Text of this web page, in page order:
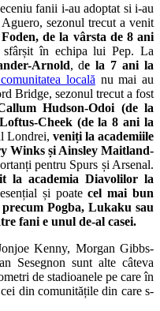
fanii i-au adoptat si i-au
sezonul trecut a venit
de la vârsta de 8 ani
în echipa lui Pep. La
Arnold, de la 7 ani la
locală nu mai au
Bridge, sezonul trecut a fost
Hudson-Odoi (de la
Cheek (de la 8 ani la
Londrei, veniți la academiile
Winks și Ainsley Maitland-
pentru Spurs și Arsenal.
la academia Diavolilor la
și poatecel mai bun
Pogba, Lukaku sau
fani e unul de-al casei.
Kenny, Morgan Gibbs-
Sesegnon sunt alte câteva
de stadioanele pe care în
din comunitățile din care s-